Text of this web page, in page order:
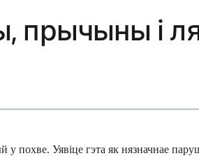
прычыны і
похве. Уявіце гэта як нязначнае